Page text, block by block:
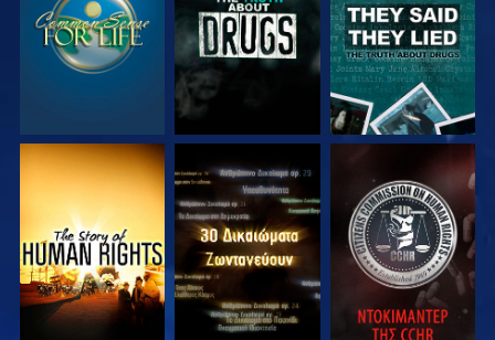
ΠΑΡΑΚΟΛΟΥΘΗΣΤΕ ΠΑΡΑΚΟΛΟΥΘΗΣΤΕ ΠΑΡΑΚΟΛΟΥΘΗΣΤΕ